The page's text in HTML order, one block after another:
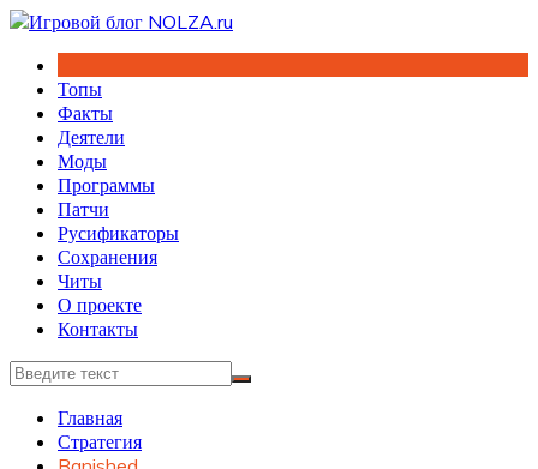
Перейти
содержимому
Топы
Факты
Деятели
Моды
Программы
Патчи
Русификаторы
Сохранения
Читы
О проекте
Контакты
Главная
Стратегия